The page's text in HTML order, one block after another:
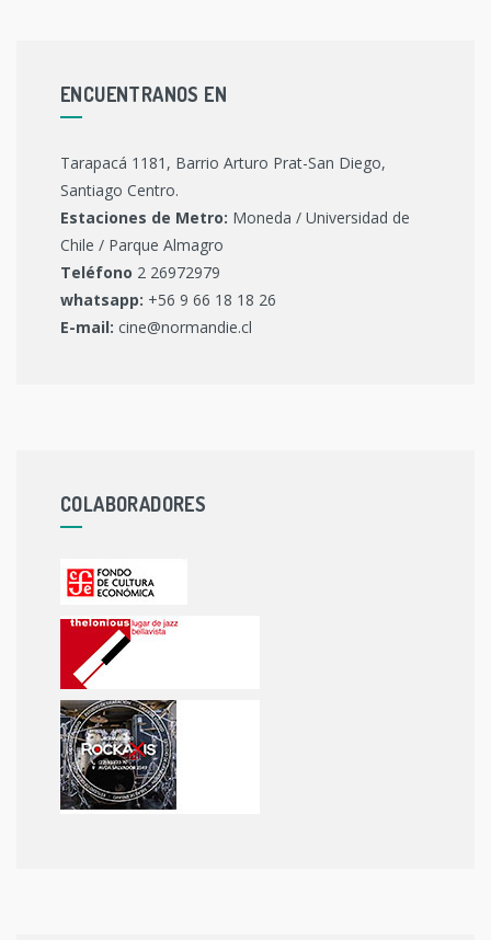
ENCUENTRANOS EN
Tarapacá 1181, Barrio Arturo Prat-San Diego,
Santiago Centro.
Estaciones de Metro: Moneda / Universidad de
Chile / Parque Almagro
Teléfono 2 26972979
whatsapp: +56 9 66 18 18 26
E-mail: cine@normandie.cl
COLABORADORES